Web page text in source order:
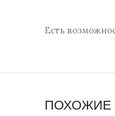
Есть
ПОХОЖИЕ